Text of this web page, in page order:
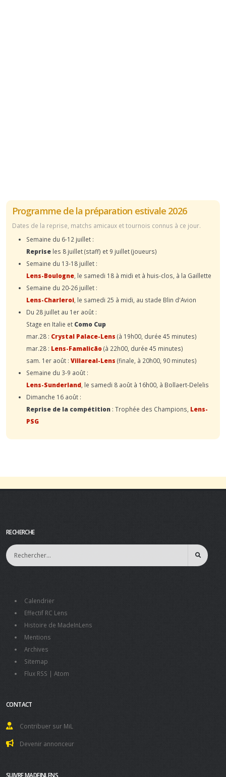
Programme de la préparation estivale 2026
Dates de la reprise, matchs amicaux et tournois connus à ce jour.
Semaine du 6-12 juillet :
Reprise les 8 juillet (staff) et 9 juillet (joueurs)
Semaine du 13-18 juillet :
Lens-Boulogne , le samedi 18 à midi et à huis-clos, à la Gaillette
Semaine du 20-26 juillet :
Lens-Charleroi , le samedi 25 à midi, au stade Blin d'Avion
Du 28 juillet au 1er août :
Stage en Italie et Como Cup
mar.28 : Crystal Palace-Lens (à 19h00, durée 45 minutes)
mar.28 : Lens-Famalicão(à 22h00, durée 45 minutes)
sam. 1er août : Villareal-Lens (finale, à 20h00, 90 minutes)
Semaine du 3-9 août :
Lens-Sunderland , le samedi 8 août à 16h00, à Bollaert-Delelis
Dimanche 16 août :
Reprise de la compétition : Trophée des Champions, Lens-
PSG
RECHERCHE
Calendrier
Effectif RC Lens
Histoire de MadeInLens
Mentions
Archives
Sitemap
Flux RSS | Atom
CONTACT
Contribuer sur MiL
Devenir annonceur
SUIVRE MADEINLENS